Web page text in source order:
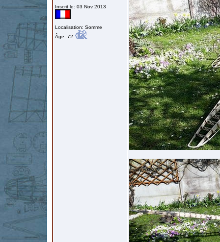
Inscrit le: 03 Nov 2013
Localisation: Somme
Âge: 72